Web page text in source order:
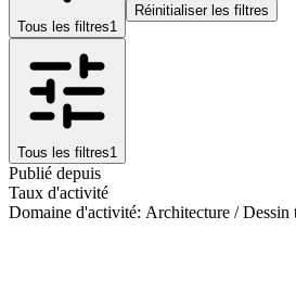
Tous les filtres1
Réinitialiser les filtres
Tous les filtres1
Publié depuis
Taux d'activité
Domaine d'activité: Architecture / Dessin